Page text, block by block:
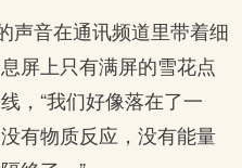
声音在通讯频道里带着细
屏上只有满屏的雪花点
，“我们好像落在了一
有物质反应，没有能量